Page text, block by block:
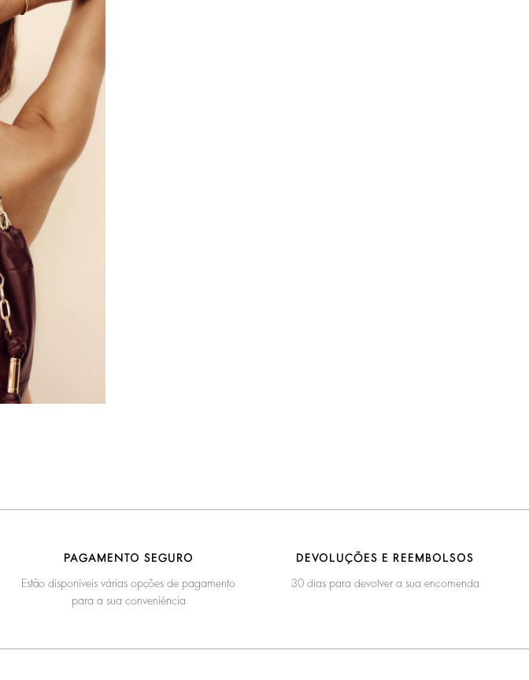
PAGAMENTO SEGURO
Estão disponíveis várias opções de pagamento
para a sua conveniência
DEVOLUÇÕES E REEMBOLSOS
30 dias para devolver a sua encomenda